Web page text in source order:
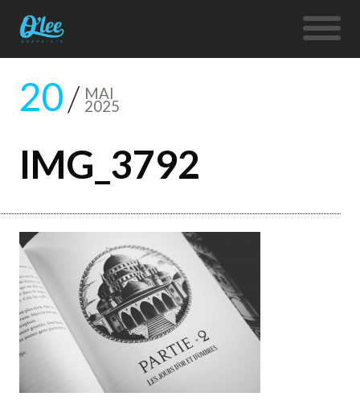
20 MAI
2025
IMG_3792